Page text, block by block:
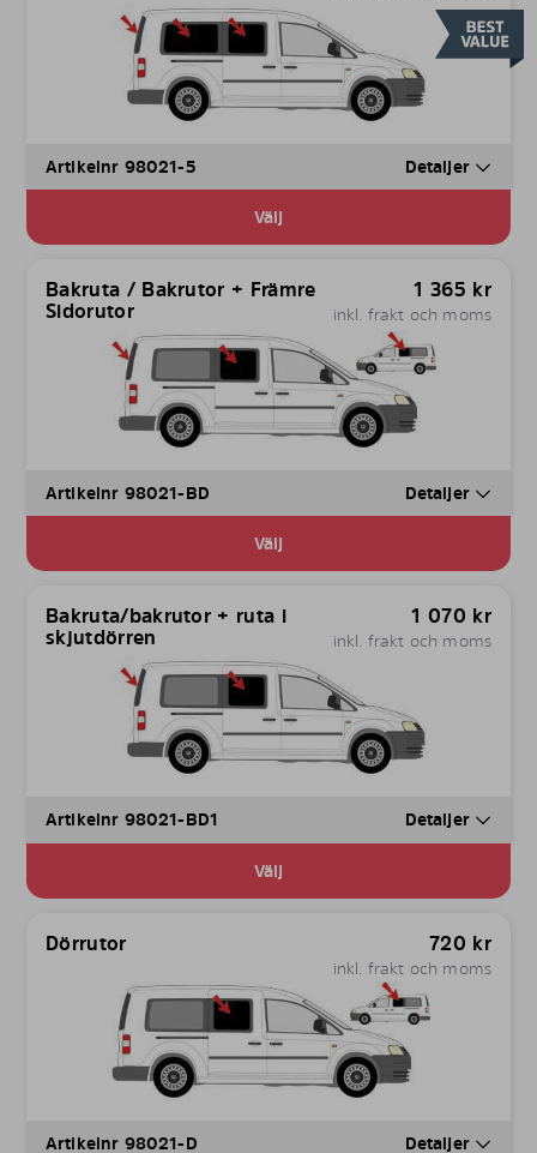
Artikelnr 98021-5 Detaljer
Välj
Bakruta / Bakrutor + Främre
Sidorutor
1 365 kr
inkl. frakt och moms
Artikelnr 98021-BD Detaljer
Välj
Bakruta/bakrutor + ruta i
skjutdörren
1 070 kr
inkl. frakt och moms
Artikelnr 98021-BD1 Detaljer
Välj
Dörrutor 720 kr
inkl. frakt och moms
Artikelnr 98021-D Detaljer